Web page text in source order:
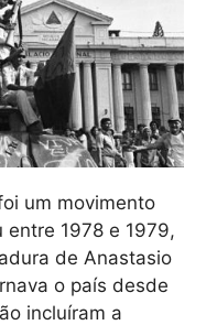
um movimento
entre 1978 e 1979,
de Anastasio
o país desde
incluíram a